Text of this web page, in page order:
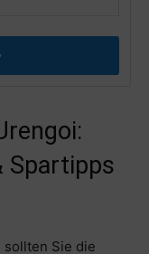
Spartipps
Sie die